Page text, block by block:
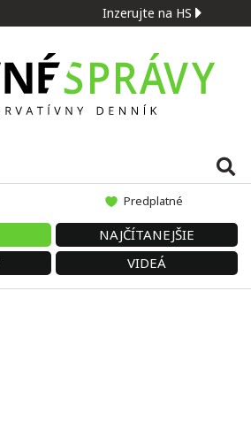
Inzerujte na HS
Predplatné
NAJČÍTANEJŠIE
VIDEÁ